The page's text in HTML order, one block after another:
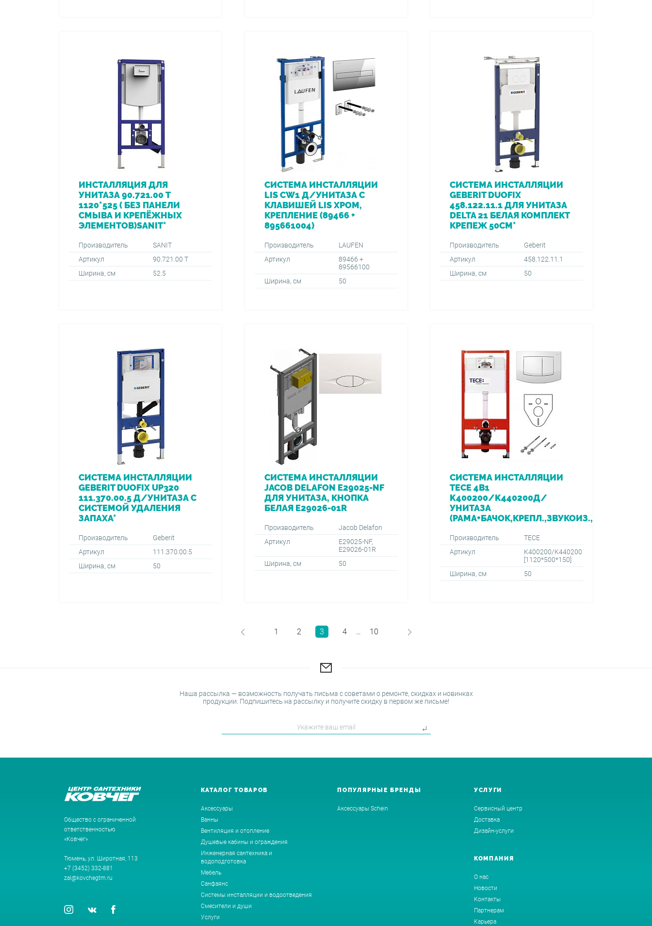
ИНСТАЛЛЯЦИЯ ДЛЯ
УНИТАЗА 90.721.00 Т
1120*525 ( БЕЗ ПАНЕЛИ
СМЫВА И КРЕПЁЖНЫХ
ЭЛЕМЕНТОВ)SANIT*
Производитель
SANIT
Артикул
90.721.00 Т
Ширина, см
52.5
СИСТЕМА ИНСТАЛЛЯЦИИ
LIS CW1 Д/УНИТАЗА С
КЛАВИШЕЙ LIS ХРОМ,
КРЕПЛЕНИЕ (89466 +
895661004)
Производитель
LAUFEN
Артикул
89466 +
89566100
Ширина, см
50
СИСТЕМА ИНСТАЛЛЯЦИИ
GEBERIT DUOFIX
458.122.11.1 ДЛЯ УНИТАЗА
DELTA 21 БЕЛАЯ КОМПЛЕКТ
КРЕПЕЖ 50СМ*
Производитель
Geberit
Артикул
458.122.11.1
Ширина, см
50
СИСТЕМА ИНСТАЛЛЯЦИИ
GEBERIT DUOFIX UP320
111.370.00.5 Д/УНИТАЗА С
СИСТЕМОЙ УДАЛЕНИЯ
ЗАПАХА*
Производитель
Geberit
Артикул
111.370.00.5
Ширина, см
50
СИСТЕМА ИНСТАЛЛЯЦИИ
JACOB DELAFON E29025-NF
ДЛЯ УНИТАЗА, КНОПКА
БЕЛАЯ E29026-01R
Производитель
Jacob Delafon
Артикул
E29025-NF,
E29026-01R
Ширина, см
50
СИСТЕМА ИНСТАЛЛЯЦИИ
TECE 4В1
K400200/K440200Д/
УНИТАЗА
Производитель
TECE
Артикул
K400200/K440200
[1120*500*150]
Ширина, см
50
1 2 3 4 … 10
Наша рассылка — возможность получать письма с советами о ремонте, скидках и новинках
продукции. Подпишитесь на рассылку и получите скидку в первом же письме!
Общество с ограниченной
ответственностью
«Ковчег»
Тюмень, ул. Широтная, 113
+7 (3452) 332-881
zal@kovchegtm.ru
КАТАЛОГ ТОВАРОВ
Аксессуары
Ванны
Вентиляция и отопление
Душевые кабины и ограждения
Инженерная сантехника и
водоподготовка
Мебель
Санфаянс
Системы инсталляции и водоотведения
Смесители и души
Услуги
ПОПУЛЯРНЫЕ БРЕНДЫ
Аксессуары Schein
УСЛУГИ
Сервисный центр
Доставка
Дизайн-услуги
КОМПАНИЯ
О нас
Новости
Контакты
Партнерам
Карьера